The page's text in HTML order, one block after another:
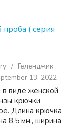
( серия
Геленджик
13, 2022
виде женской
крючки
Длина крючка
8,5 мм., ширина